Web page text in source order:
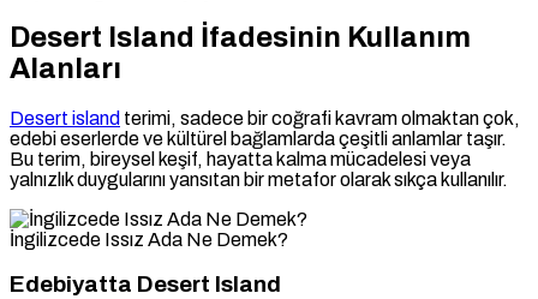
Desert Island İfadesinin Kullanım
Alanları
Desert island terimi, sadece bir coğrafi kavram olmaktan çok,
edebi eserlerde ve kültürel bağlamlarda çeşitli anlamlar taşır.
Bu terim, bireysel keşif, hayatta kalma mücadelesi veya
yalnızlık duygularını yansıtan bir metafor olarak sıkça kullanılır.
İngilizcede Issız Ada Ne Demek?
Edebiyatta Desert Island